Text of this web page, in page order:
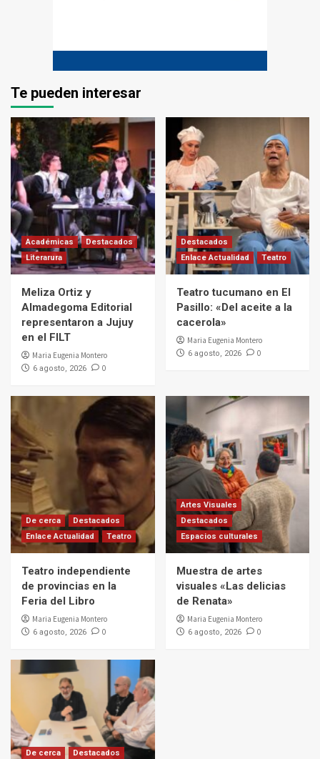
Te pueden interesar
Académicas
Destacados
Literarura
Meliza Ortiz y
Almadegoma Editorial
representaron a Jujuy
en el FILT
Maria Eugenia Montero
6 agosto, 2026 0
Destacados
Enlace Actualidad
Teatro
Teatro tucumano en El
Pasillo: «Del aceite a la
cacerola»
Maria Eugenia Montero
6 agosto, 2026 0
De cerca
Destacados
Enlace Actualidad
Teatro
Teatro independiente
de provincias en la
Feria del Libro
Maria Eugenia Montero
6 agosto, 2026 0
Artes Visuales
Destacados
Espacios culturales
Muestra de artes
visuales «Las delicias
de Renata»
Maria Eugenia Montero
6 agosto, 2026 0
De cerca Destacados